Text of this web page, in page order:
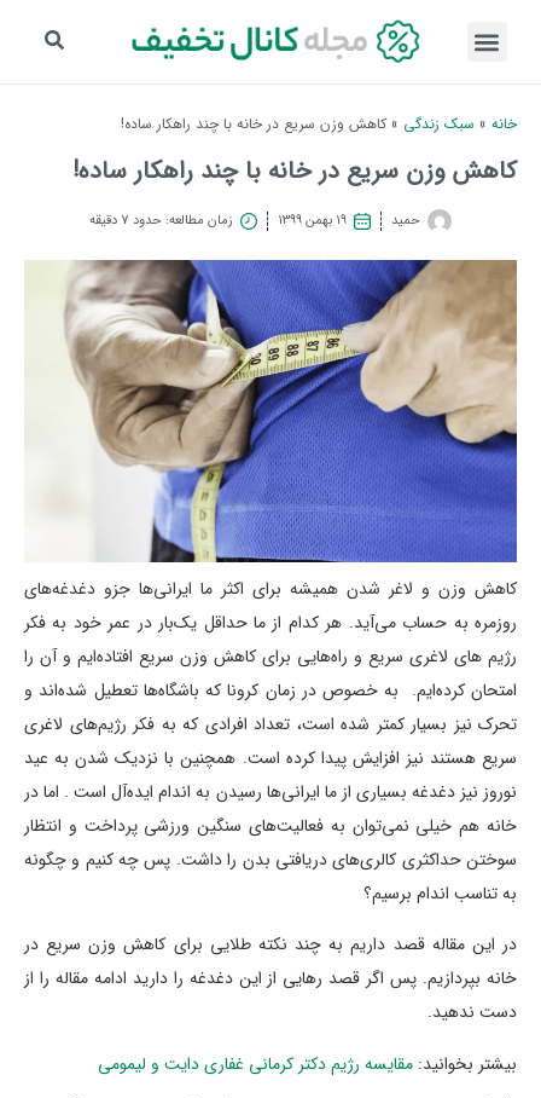
خانه » سبک زندگی »کاهش وزن سریع در خانه با چند راهکار ساده!
کاهش وزن سریع در خانه با چند راهکار ساده!
حمید ۱۹ بهمن ۱۳۹۹ زمان مطالعه: حدود 7 دقیقه
کاهش وزن و لاغر شدن همیشه برای اکثر ما ایرانی‌ها جزو دغدغه‌های
روزمره به حساب می‌آید. هر کدام از ما حداقل یک‌بار در عمر خود به فکر
رژیم های لاغری سریع و راه‌هایی برای کاهش وزن سریع افتاده‌ایم و آن را
امتحان کرده‌ایم. به خصوص در زمان کرونا که باشگاه‌ها تعطیل شده‌اند و
تحرک نیز بسیار کمتر شده است، تعداد افرادی که به فکر رژیم‌های لاغری
سریع هستند نیز افزایش پیدا کرده است. همچنین با نزدیک شدن به عید
نوروز نیز دغدغه بسیاری از ما ایرانی‌ها رسیدن به اندام ایده‌آل است . اما در
خانه هم خیلی نمی‌توان به فعالیت‌های سنگین ورزشی پرداخت و انتظار
سوختن حداکثری کالری‌های دریافتی بدن را داشت. پس چه کنیم و چگونه
به تناسب اندام برسیم؟
در این مقاله قصد داریم به چند نکته طلایی برای کاهش وزن سریع در
خانه بپردازیم. پس اگر قصد رهایی از این دغدغه را دارید ادامه مقاله را از
دست ندهید.
بیشتر بخوانید: مقایسه رژیم دکتر کرمانی غفاری دایت و لیمومی